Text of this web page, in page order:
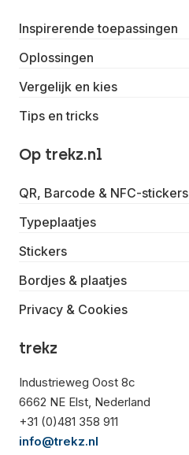
Inspirerende toepassingen
Oplossingen
Vergelijk en kies
Tips en tricks
Op trekz.nl
QR, Barcode & NFC-stickers
Typeplaatjes
Stickers
Bordjes & plaatjes
Privacy & Cookies
trekz
Industrieweg Oost 8c
6662 NE Elst, Nederland
+31 (0)481 358 911
info@trekz.nl